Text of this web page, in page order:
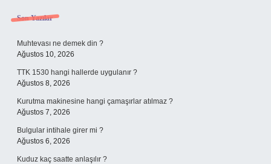
Sidebar
Son Yazılar
Muhtevası ne demek din ?
Ağustos 10, 2026
TTK 1530 hangi hallerde uygulanır ?
Ağustos 8, 2026
Kurutma makinesine hangi çamaşırlar atılmaz ?
Ağustos 7, 2026
Bulgular intihale girer mi ?
Ağustos 6, 2026
Kuduz kaç saatte anlaşılır ?